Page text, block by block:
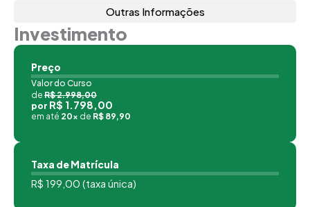
Outras Informações
Investimento
Preço
Valor do Curso
de R$ 2.998,00
por R$ 1.798,00
em até 20x de R$ 89,90
Taxa de Matrícula
R$ 199,00 (taxa única)